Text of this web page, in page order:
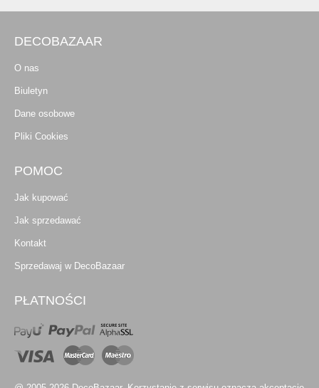
DECOBAZAAR
O nas
Biuletyn
Dane osobowe
Pliki Cookies
POMOC
Jak kupować
Jak sprzedawać
Kontakt
Sprzedawaj w DecoBazaar
PŁATNOŚCI